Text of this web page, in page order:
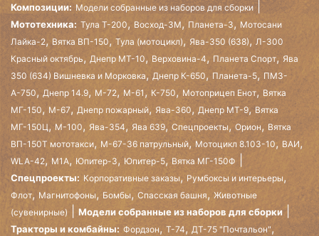
Композиции: Модели собранные из наборов для сборки
Мототехника: Тула Т-200, Восход-3М, Планета-3, Мотосани
Лайка-2, Вятка ВП-150, Тула (мотоцикл), Ява-350 (638),Л-300
Красный октябрь, Днепр МТ-10, Верховина-4, Планета Спорт, Ява
350 (634) Вишневка и Морковка, Днепр К-650, Планета-5, ПМЗ-
А-750, Днепр 14.9, М-72, М-61 , К-750, Мотоприцеп Енот, Вятка
МГ-150, М-67, Днепр пожарный, Ява-360,Днепр МТ-9, Вятка
МГ-150Ц, М-100, Ява-354, Ява 639,Спецпроекты, Орион, Вятка
ВП-150Т мототакси, М-67-36 патрульный, Мотоцикл 8.103-10, ВАИ,
WLA-42, М1А, Юпитер-3,Юпитер-5,Вятка МГ-150Ф
Спецпроекты: Корпоративные заказы, Румбоксы и интерьеры,
Флот, Магнитофоны, Бомбы, Спасская башня, Животные
(сувенирные)
Модели собранные из наборов для сборки
Тракторы и комбайны: Фордзон, Т-74, ДТ-75 "Почтальон",